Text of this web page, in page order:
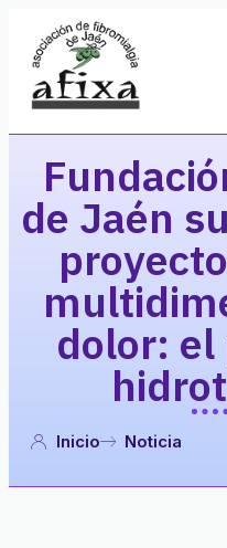
de Jaén
dolor: el
Inicio Noticia